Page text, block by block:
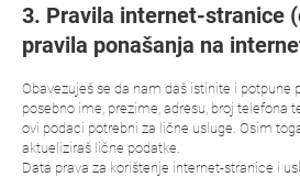
3. Pravila internet-stranice
pravila ponašanja na
Obavezuješ se da nam daš istinite i potpune
posebno ime, prezime, adresu, broj telefona
ovi podaci potrebni za lične usluge. Osim
aktueliziraš lične podatke.
Data prava za korištenje internet-stranice i